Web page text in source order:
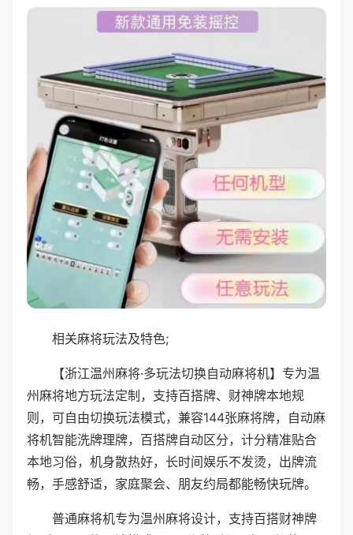
相关麻将玩法及特色;
【浙江温州麻将·多玩法切换自动麻将机】专为温
州麻将地方玩法定制，支持百搭牌、财神牌本地规
则，可自由切换玩法模式，兼容144张麻将牌，自动麻
将机智能洗牌理牌，百搭牌自动区分，计分精准贴合
本地习俗，机身散热好，长时间娱乐不发烫，出牌流
畅，手感舒适，家庭聚会、朋友约局都能畅快玩牌。
普通麻将机专为温州麻将设计，支持百搭财神牌